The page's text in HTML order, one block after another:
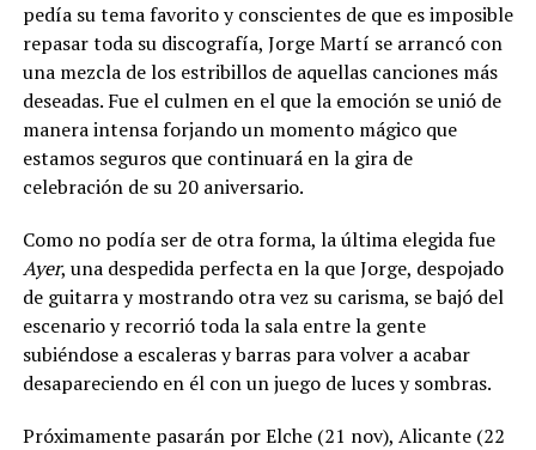
pedía su tema favorito y conscientes de que es imposible
repasar toda su discografía, Jorge Martí se arrancó con
una mezcla de los estribillos de aquellas canciones más
deseadas. Fue el culmen en el que la emoción se unió de
manera intensa forjando un momento mágico que
estamos seguros que continuará en la gira de
celebración de su 20 aniversario.
Como no podía ser de otra forma, la última elegida fue
Ayer, una despedida perfecta en la que Jorge, despojado
de guitarra y mostrando otra vez su carisma, se bajó del
escenario y recorrió toda la sala entre la gente
subiéndose a escaleras y barras para volver a acabar
desapareciendo en él con un juego de luces y sombras.
Próximamente pasarán por Elche (21 nov), Alicante (22